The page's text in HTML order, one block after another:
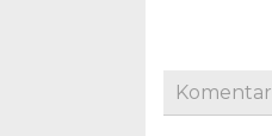
Komentar